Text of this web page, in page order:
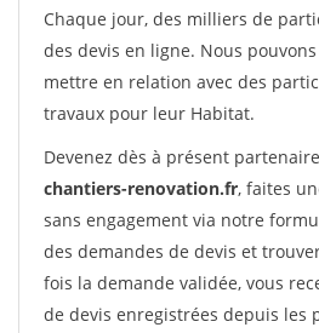
Chaque jour, des milliers de
des devis en ligne. Nous
mettre en relation avec des
travaux pour leur Habitat.
Devenez dès à présent
chantiers-renovation.fr, faites
sans engagement via notre
des demandes de devis et
fois la demande validée, vous
de devis enregistrées depuis les